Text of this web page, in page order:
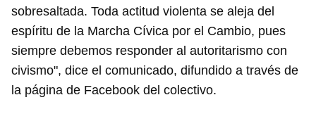
sobresaltada. Toda actitud violenta se aleja del
espíritu de la Marcha Cívica por el Cambio, pues
siempre debemos responder al autoritarismo con
civismo", dice el comunicado, difundido a través de
la página de Facebook del colectivo.